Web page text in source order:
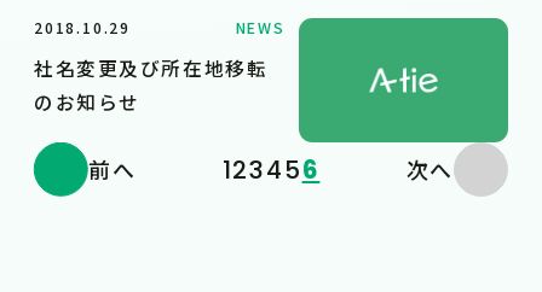
2018.10.29 NEWS
社名変更及び所在地移転
のお知らせ
前へ 123456 次へ